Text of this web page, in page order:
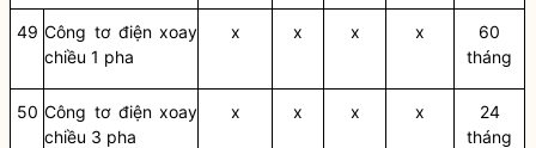
49 Công tơ điện xoay
chiều 1 pha
x x x x
60
tháng
50 Công tơ điện xoay
chiều 3 pha
x x x x
24
tháng